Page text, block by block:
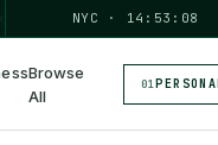
PERSONAL · 6 MIN◆
NYC · 14:53:09
Browse
All
01